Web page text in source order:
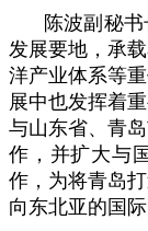
陈波副秘
发展要地，承
洋产业体系等
展中也发挥着
与山东省、青
作，并扩大与
作，为将青岛
向东北亚的国